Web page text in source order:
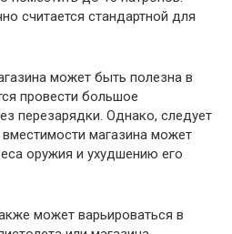
считается стандартной для
может быть полезна в
провести большое
перезарядки. Однако, следует
магазина может
оружия и ухудшению его
может варьироваться в